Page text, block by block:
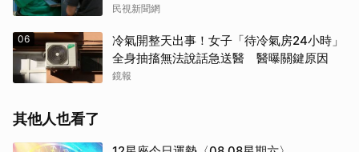
民視新聞網
06
冷氣開整天出事！女子「待冷氣房24小時」
全身抽搐無法說話急送醫 醫曝關鍵原因
鏡報
其他人也看了